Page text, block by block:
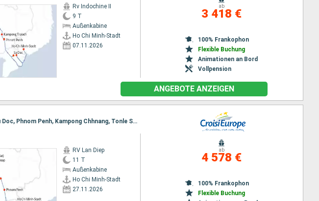
Rv Indochine II
9 T
Außenkabine
Ho Chi Minh-Stadt
07.11.2026
ab
3 418 €
100% Frankophon
Flexible Buchung
Animationen an Bord
Vollpension
ANGEBOTE ANZEIGEN
Reiseroute : Ho Chi Minh-Stadt, Chao gao Canal, Sa Dec, Chau Doc, Phnom Penh, Kampong Chhnang, Tonle Sap, Siem Reap, Angkor (Angkor Wat), Siem Reap
RV Lan Diep
11 T
Außenkabine
Ho Chi Minh-Stadt
27.11.2026
ab
4 578 €
100% Frankophon
Flexible Buchung